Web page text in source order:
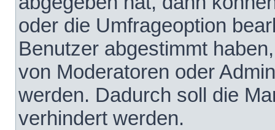
oder die Umfrageoption
Benutzer abgestimmt
von Moderatoren oder
werden. Dadurch soll die
verhindert werden.